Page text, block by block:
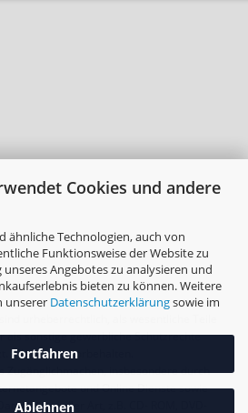
Cookies und andere
ähnliche Technologien, auch von
Funktionsweise der Website zu
Angebotes zu analysieren und
bieten zu können. Weitere
unserer Datenschutzerklärungsowie im
Fortfahren
Ablehnen
urheberrechtlich, als wesentliche Teile
als sonstige gewerbliche Schutzrechte
Alle Rechte vorbehalten.
Zugänglichmachen, insbesondere durch
und Online Dienste sowie
aller Art, z.B. CD- ROM, DVD-